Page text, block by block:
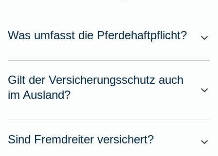
Was umfasst die Pferdehaftpflicht?
Gilt der Versicherungsschutz auch
im Ausland?
Sind Fremdreiter versichert?